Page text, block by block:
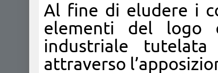
Al fine di eludere i
elementi del logo
industriale
attraverso